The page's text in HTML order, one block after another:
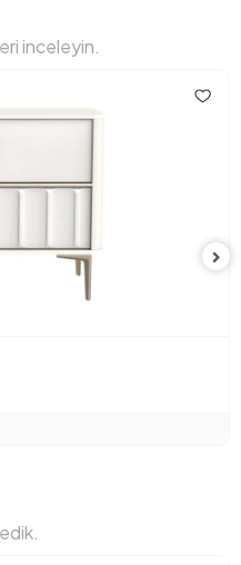
inceleyin.